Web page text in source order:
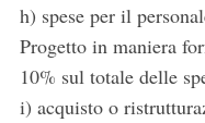
h) spese per il
Progetto in maniera
10% sul totale delle
i) acquisto o